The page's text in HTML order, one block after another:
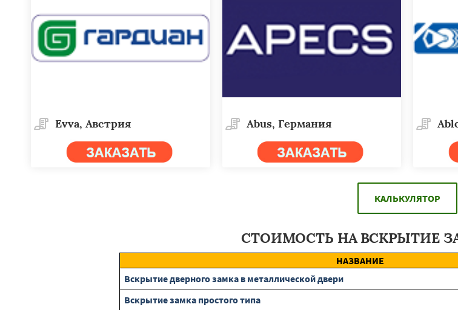
Evva, Австрия Abus, Германия
КАЛЬКУЛЯТОР
СТОИМОСТЬ НА ВСКРЫТИЕ
НАЗВАНИЕ
Вскрытие дверного замка в металлической двери
Вскрытие замка простого типа